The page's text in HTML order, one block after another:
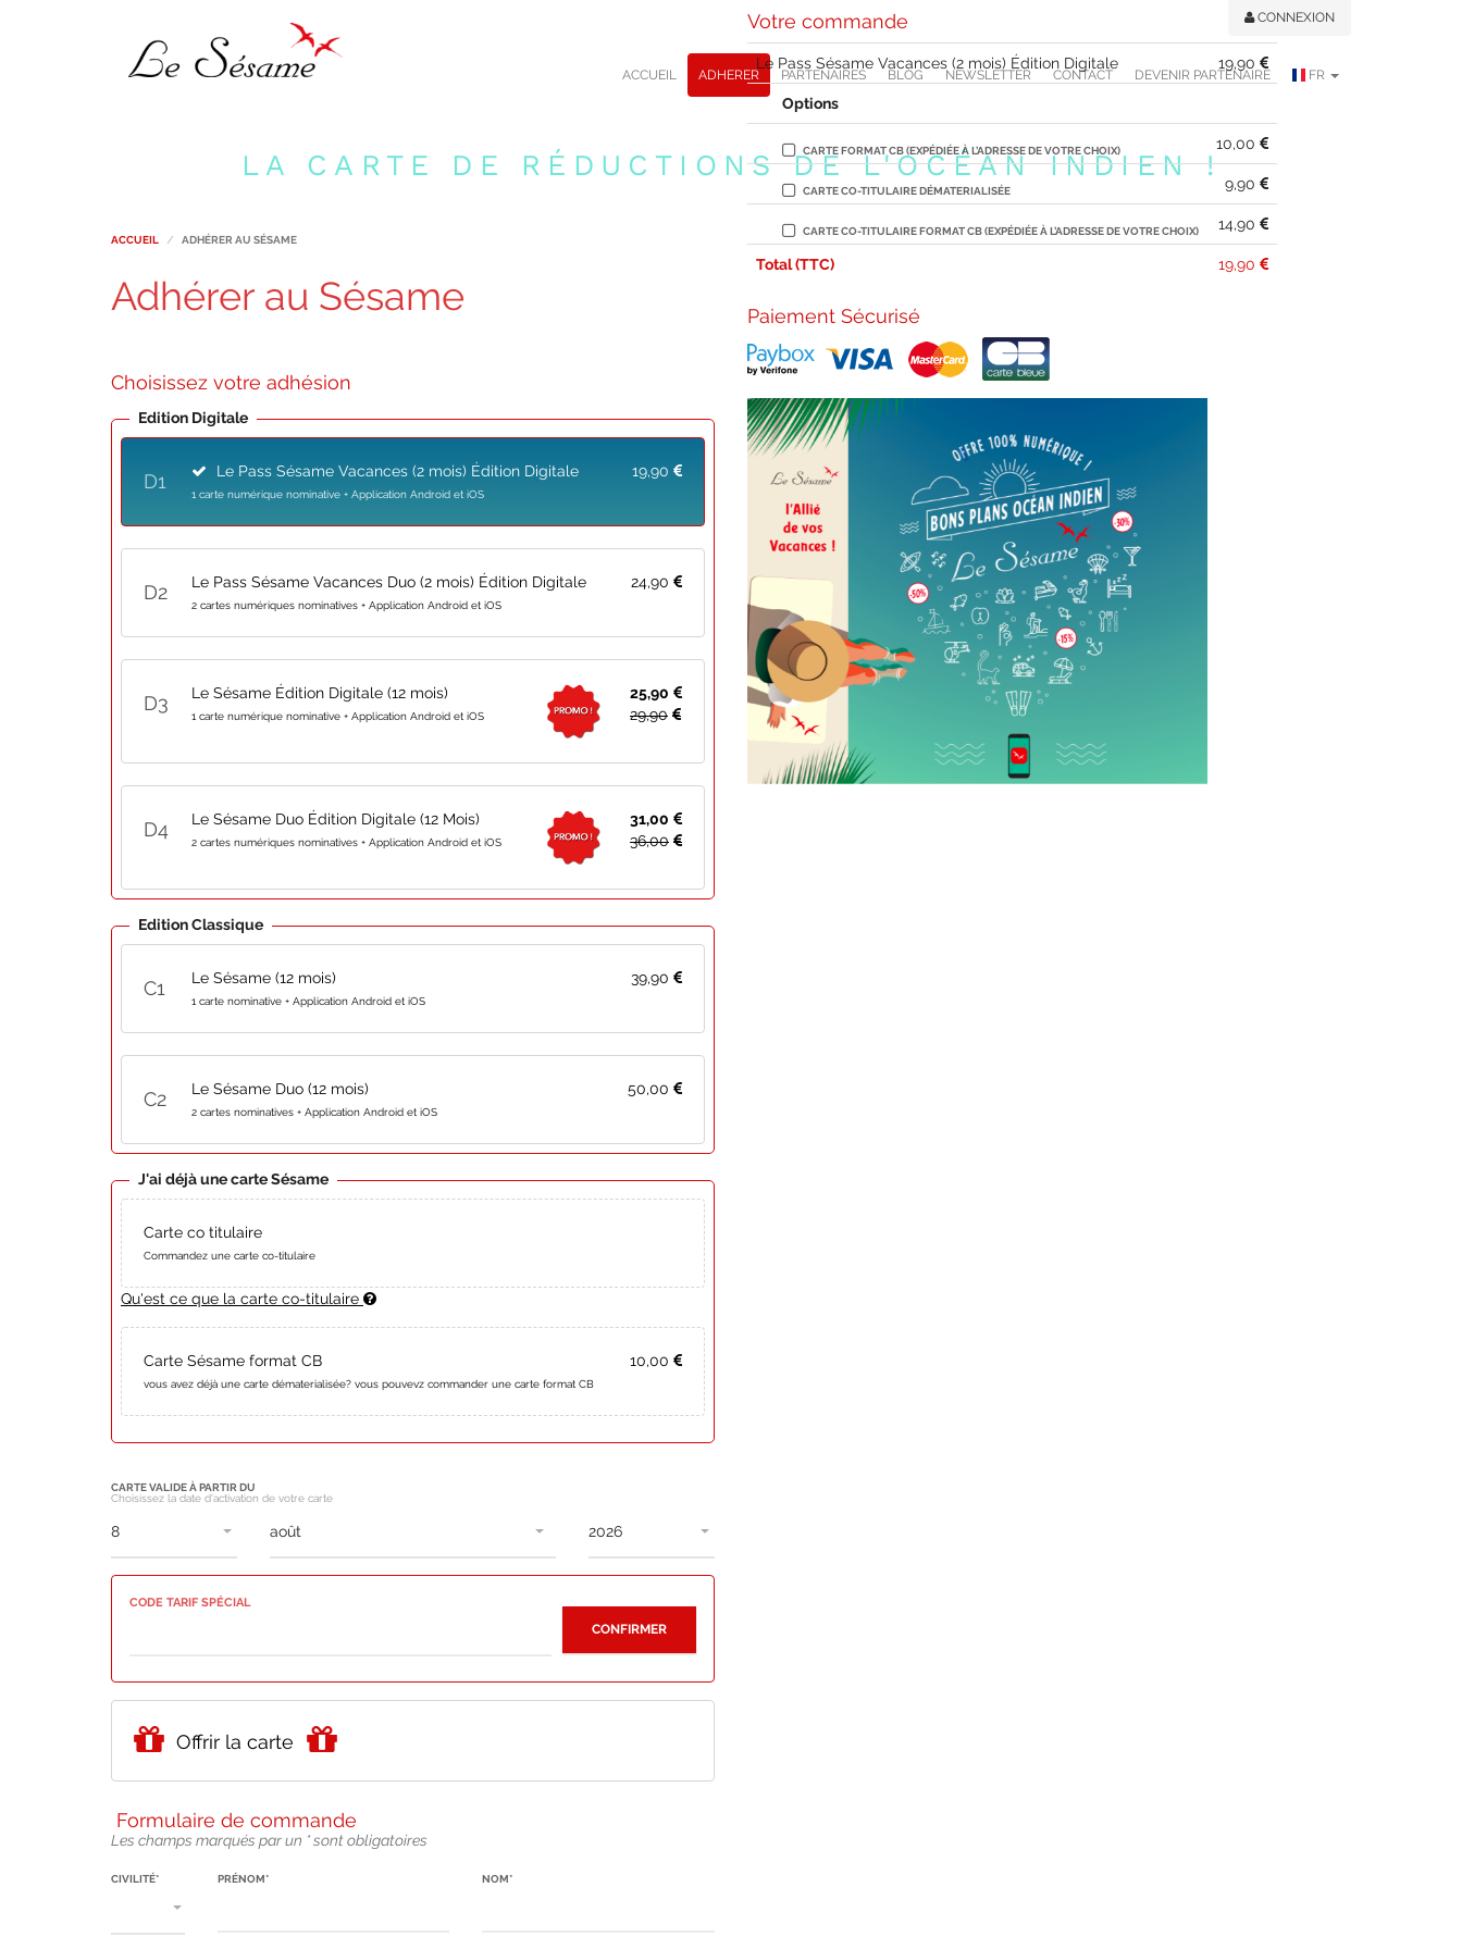
CONNEXION
ACCUEIL ADHERER PARTENAIRES BLOG NEWSLETTER CONTACT DEVENIR PARTENAIRE FR
LA CARTE DE RÉDUCTIONS DE L'OCÉAN INDIEN !
ACCUEIL ADHÉRER AU SÉSAME
Adhérer au Sésame
Choisissez votre adhésion
Edition Digitale
D1 19,90
Le Pass Sésame Vacances (2 mois) Édition Digitale
1 carte numérique nominative + Application Android et iOS
D2 24,90
Le Pass Sésame Vacances Duo (2 mois) Édition Digitale
2 cartes numériques nominatives + Application Android et iOS
D3
25,90
29,90
Le Sésame Édition Digitale (12 mois)
1 carte numérique nominative + Application Android et iOS
D4
31,00
36,00
Le Sésame Duo Édition Digitale (12 Mois)
2 cartes numériques nominatives + Application Android et iOS
Edition Classique
C1 39,90
Le Sésame (12 mois)
1 carte nominative + Application Android et iOS
C2 50,00
Le Sésame Duo (12 mois)
2 cartes nominatives + Application Android et iOS
J'ai déjà une carte Sésame
Carte co titulaire
Commandez une carte co-titulaire
Qu'est ce que la carte co-titulaire
10,00
Carte Sésame format CB
vous avez déjà une carte dématerialisée? vous pouvevz commander une carte format CB
CARTE VALIDE À PARTIR DU
Choisissez la date d'activation de votre carte
CODE TARIF SPÉCIAL
CONFIRMER
Offrir la carte
Formulaire de commande
Les champs marqués par un * sont obligatoires
CIVILITÉ* PRÉNOM* NOM*
Votre commande
Le Pass Sésame Vacances (2 mois) Édition Digitale 19,90
Options
CARTE FORMAT CB (EXPÉDIÉE À L’ADRESSE DE VOTRE CHOIX) 10,00
CARTE CO-TITULAIRE DÉMATERIALISÉE 9,90
CARTE CO-TITULAIRE FORMAT CB (EXPÉDIÉE À L’ADRESSE DE VOTRE CHOIX) 14,90
Total (TTC) 19,90
Paiement Sécurisé